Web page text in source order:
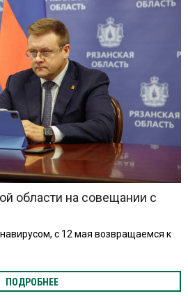
области на совещании с
с 12 мая возвращаемся к
ПОДРОБНЕЕ